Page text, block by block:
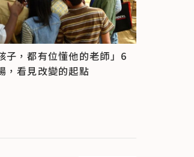
子，都有位懂他的老師」6
，看見改變的起點